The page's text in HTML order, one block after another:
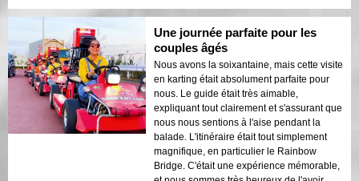
Une journée parfaite pour les
couples âgés
Nous avons la soixantaine, mais cette visite
en karting était absolument parfaite pour
nous. Le guide était très aimable,
expliquant tout clairement et s'assurant que
nous nous sentions à l'aise pendant la
balade. L'itinéraire était tout simplement
magnifique, en particulier le Rainbow
Bridge. C'était une expérience mémorable,